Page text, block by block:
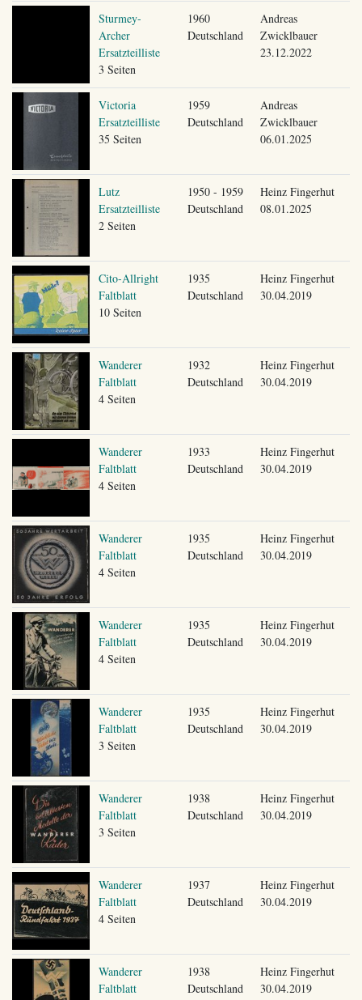
Sturmey-
Archer
Ersatzteilliste
3 Seiten
1960
Deutschland
Andreas
Zwicklbauer
23.12.2022
Victoria
Ersatzteilliste
35 Seiten
1959
Deutschland
Andreas
Zwicklbauer
06.01.2025
Lutz
Ersatzteilliste
2 Seiten
1950 - 1959
Deutschland
Heinz Fingerhut
08.01.2025
Cito-Allright
Faltblatt
10 Seiten
1935
Deutschland
Heinz Fingerhut
30.04.2019
Wanderer
Faltblatt
4 Seiten
1932
Deutschland
Heinz Fingerhut
30.04.2019
Wanderer
Faltblatt
4 Seiten
1933
Deutschland
Heinz Fingerhut
30.04.2019
Wanderer
Faltblatt
4 Seiten
1935
Deutschland
Heinz Fingerhut
30.04.2019
Wanderer
Faltblatt
4 Seiten
1935
Deutschland
Heinz Fingerhut
30.04.2019
Wanderer
Faltblatt
3 Seiten
1935
Deutschland
Heinz Fingerhut
30.04.2019
Wanderer
Faltblatt
3 Seiten
1938
Deutschland
Heinz Fingerhut
30.04.2019
Wanderer
Faltblatt
4 Seiten
1937
Deutschland
Heinz Fingerhut
30.04.2019
Wanderer
Faltblatt
1938
Deutschland
Heinz Fingerhut
30.04.2019